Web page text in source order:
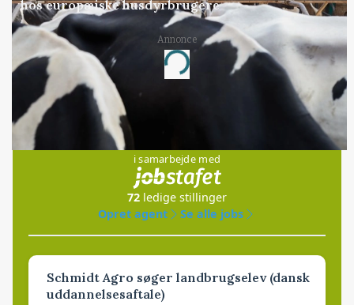
hos europæiske husdyrbrugere
Annonce
Loading...
i samarbejde med
72 ledige stillinger
Opret agent
Se alle jobs
Schmidt Agro søger landbrugselev (dansk
uddannelsesaftale)